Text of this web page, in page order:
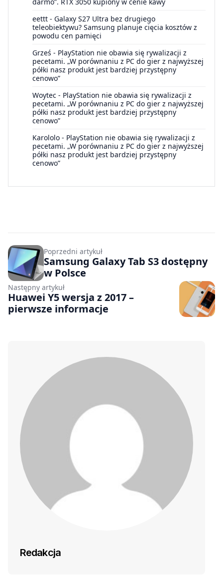
eettt - Galaxy S27 Ultra bez drugiego
teleobiektywu? Samsung planuje cięcia kosztów z
powodu cen pamięci
Grześ - PlayStation nie obawia się rywalizacji z
pecetami. „W porównaniu z PC do gier z najwyższej
półki nasz produkt jest bardziej przystępny
cenowo”
Woytec - PlayStation nie obawia się rywalizacji z
pecetami. „W porównaniu z PC do gier z najwyższej
półki nasz produkt jest bardziej przystępny
cenowo”
Karololo - PlayStation nie obawia się rywalizacji z
pecetami. „W porównaniu z PC do gier z najwyższej
półki nasz produkt jest bardziej przystępny
cenowo”
Poprzedni artykuł
Samsung Galaxy Tab S3 dostępny
w Polsce
Następny artykuł
Huawei Y5 wersja z 2017 –
pierwsze informacje
Redakcja